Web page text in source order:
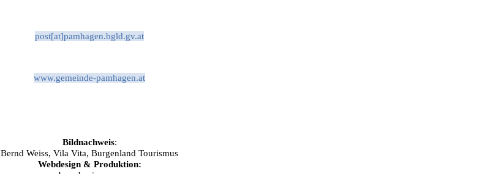
post[at]pamhagen.bgld.gv.at
www.gemeinde-pamhagen.at
Bildnachweis:
Bernd Weiss, Vila Vita, Burgenland Tourismus
Webdesign & Produktion: